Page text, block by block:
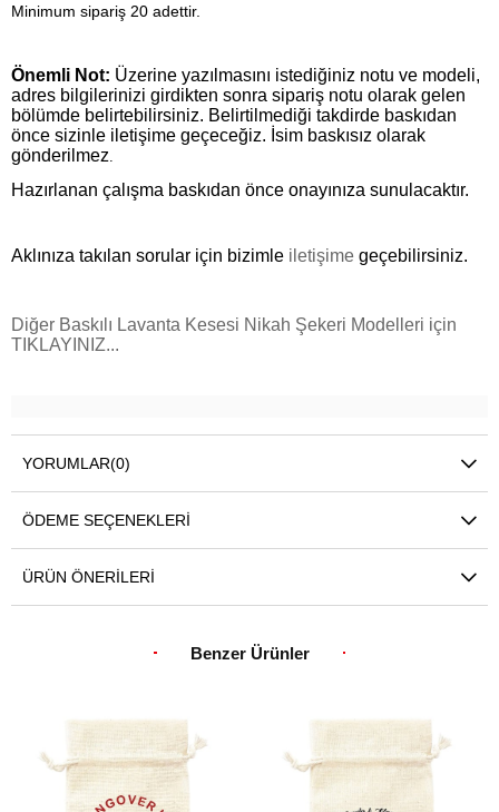
Minimum sipariş 20 adettir.
Önemli Not: Üzerine yazılmasını istediğiniz notu ve modeli,
adres bilgilerinizi girdikten sonra sipariş notu olarak gelen
bölümde belirtebilirsiniz. Belirtilmediği takdirde baskıdan
önce sizinle iletişime geçeceğiz. İsim baskısız olarak
gönderilmez.
Hazırlanan çalışma baskıdan önce onayınıza sunulacaktır.
Aklınıza takılan sorular için bizimle iletişime geçebilirsiniz.
Diğer Baskılı Lavanta Kesesi Nikah Şekeri Modelleri için
TIKLAYINIZ...
YORUMLAR(0)
ÖDEME SEÇENEKLERI
ÜRÜN ÖNERILERI
Benzer Ürünler